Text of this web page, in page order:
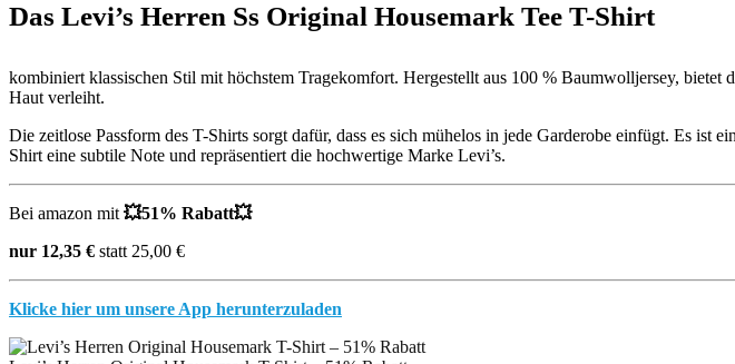
Das Levi’s Herren Ss Original Housemark Tee T-Shirt
kombiniert klassischen Stil mit höchstem Tragekomfort. Hergestellt aus 100 % Baumwolljersey,
Haut verleiht.
Die zeitlose Passform des T-Shirts sorgt dafür, dass es sich mühelos in jede Garderobe einfügt. Es
Shirt eine subtile Note und repräsentiert die hochwertige Marke Levi’s.
Bei amazon mit 💥51% Rabatt💥
nur 12,35 € statt 25,00 €
Klicke hier um unsere App herunterzuladen